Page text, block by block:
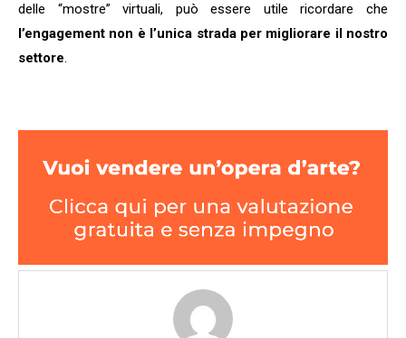
delle “mostre” virtuali, può essere utile ricordare che
l’engagement non è l’unica strada per migliorare il nostro
settore.